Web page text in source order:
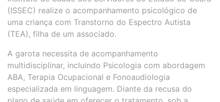
(ISSEC) realize o acompanhamento psicológico de
uma criança com Transtorno do Espectro Autista
(TEA), filha de um associado.
A garota necessita de acompanhamento
multidisciplinar, incluindo Psicologia com abordagem
ABA, Terapia Ocupacional e Fonoaudiologia
especializada em linguagem. Diante da recusa do